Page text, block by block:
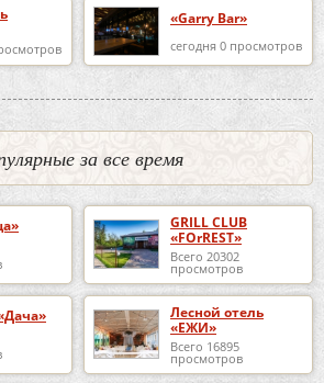
«Garry Bar»
сегодня 0 просмотров
за все время
GRILL CLUB
«FOrREST»
Всего 20302
просмотров
Лесной отель
«ЕЖИ»
Всего 16895
просмотров